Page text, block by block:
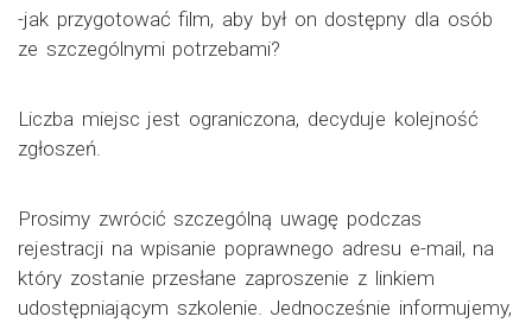
-jak przygotować film, aby był on dostępny dla osób
ze szczególnymi potrzebami?
Liczba miejsc jest ograniczona, decyduje kolejność
zgłoszeń.
Prosimy zwrócić szczególną uwagę podczas
rejestracji na wpisanie poprawnego adresu e-mail, na
który zostanie przesłane zaproszenie z linkiem
udostępniającym szkolenie. Jednocześnie informujemy,